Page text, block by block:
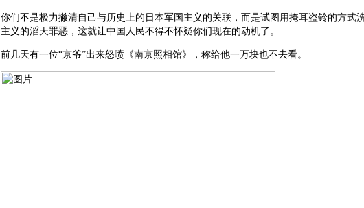
你们不是极力撇清自己与历史上的日本军国主义的关联，而是试图用掩耳盗铃的方式
主义的滔天罪恶，这就让中国人民不得不怀疑你们现在的动机了。
前几天有一位“京爷”出来怒喷《南京照相馆》，称给他一万块也不去看。